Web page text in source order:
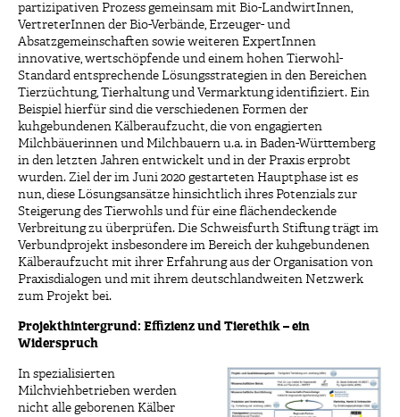
partizipativen Prozess gemeinsam mit Bio-LandwirtInnen,
VertreterInnen der Bio-Verbände, Erzeuger- und
Absatzgemeinschaften sowie weiteren ExpertInnen
innovative, wertschöpfende und einem hohen Tierwohl-
Standard entsprechende Lösungsstrategien in den Bereichen
Tierzüchtung, Tierhaltung und Vermarktung identifiziert. Ein
Beispiel hierfür sind die verschiedenen Formen der
kuhgebundenen Kälberaufzucht, die von engagierten
Milchbäuerinnen und Milchbauern u.a. in Baden-Württemberg
in den letzten Jahren entwickelt und in der Praxis erprobt
wurden. Ziel der im Juni 2020 gestarteten Hauptphase ist es
nun, diese Lösungsansätze hinsichtlich ihres Potenzials zur
Steigerung des Tierwohls und für eine flächendeckende
Verbreitung zu überprüfen. Die Schweisfurth Stiftung trägt im
Verbundprojekt insbesondere im Bereich der kuhgebundenen
Kälberaufzucht mit ihrer Erfahrung aus der Organisation von
Praxisdialogen und mit ihrem deutschlandweiten Netzwerk
zum Projekt bei.
Projekthintergrund: Effizienz und Tierethik – ein
Widerspruch
In spezialisierten
Milchviehbetrieben werden
nicht alle geborenen Kälber